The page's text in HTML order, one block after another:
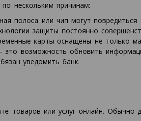
нескольким причинам:
полоса или чип могут
защиты постоянно
карты оснащены не только
это возможность обновить
уведомить банк.
товаров или услуг онлайн. Обычно